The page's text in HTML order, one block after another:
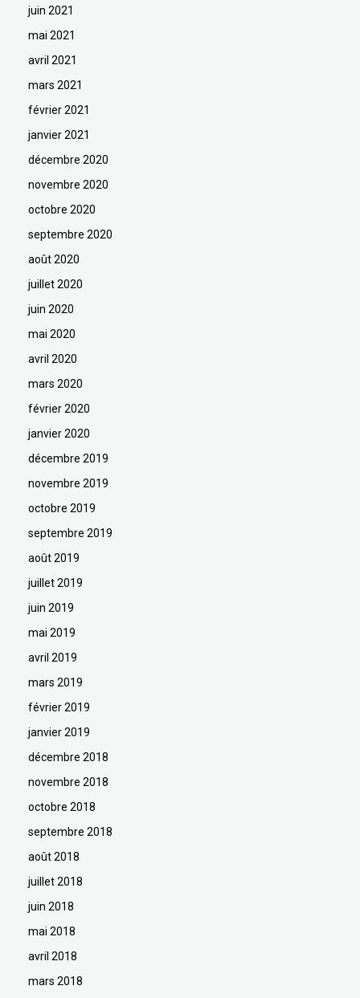
juin 2021
mai 2021
avril 2021
mars 2021
février 2021
janvier 2021
décembre 2020
novembre 2020
octobre 2020
septembre 2020
août 2020
juillet 2020
juin 2020
mai 2020
avril 2020
mars 2020
février 2020
janvier 2020
décembre 2019
novembre 2019
octobre 2019
septembre 2019
août 2019
juillet 2019
juin 2019
mai 2019
avril 2019
mars 2019
février 2019
janvier 2019
décembre 2018
novembre 2018
octobre 2018
septembre 2018
août 2018
juillet 2018
juin 2018
mai 2018
avril 2018
mars 2018